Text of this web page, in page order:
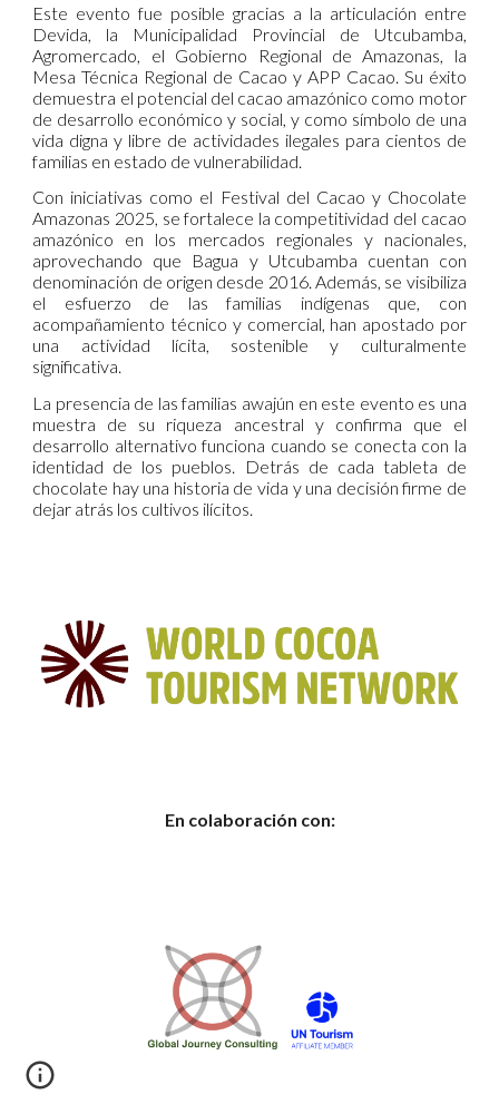
Este evento fue posible gracias a la articulación entre
Devida, la Municipalidad Provincial de Utcubamba,
Agromercado, el Gobierno Regional de Amazonas, la
Mesa Técnica Regional de Cacao y APP Cacao. Su éxito
demuestra el potencial del cacao amazónico como motor
de desarrollo económico y social, y como símbolo de una
vida digna y libre de actividades ilegales para cientos de
familias en estado de vulnerabilidad.
Con iniciativas como el Festival del Cacao y Chocolate
Amazonas 2025, se fortalece la competitividad del cacao
amazónico en los mercados regionales y nacionales,
aprovechando que Bagua y Utcubamba cuentan con
denominación de origen desde 2016. Además, se visibiliza
el esfuerzo de las familias indígenas que, con
acompañamiento técnico y comercial, han apostado por
una actividad lícita, sostenible y culturalmente
significativa.
La presencia de las familias awajún en este evento es una
muestra de su riqueza ancestral y confirma que el
desarrollo alternativo funciona cuando se conecta con la
identidad de los pueblos. Detrás de cada tableta de
chocolate hay una historia de vida y una decisión firme de
dejar atrás los cultivos ilícitos.
En colaboración con: